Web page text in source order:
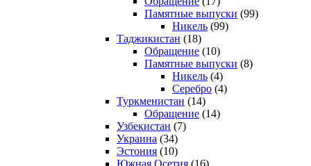
Памятные выпуски (99)
Никель (99)
Таджикистан (18)
Обращение (10)
Памятные выпуски (8)
Никель (4)
Серебро (4)
Туркменистан (14)
Обращение (14)
Узбекистан (7)
Украина (34)
Эстония (10)
Южная Осетия (16)